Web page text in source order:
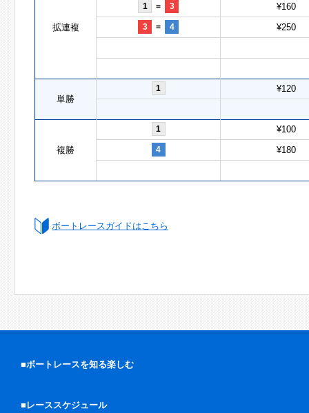
拡連複
1 = 3 ¥160
3 = 4 ¥250
単勝
1 ¥120
複勝
1 ¥100
4 ¥180
ボートレースガイドはこちら
■ボートレースを知る楽しむ
■レーススケジュール